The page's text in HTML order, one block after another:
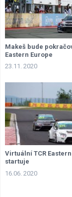
Makeš bude
Eastern Europe
23.11. 2020
Virtuální TCR
startuje
16.06. 2020